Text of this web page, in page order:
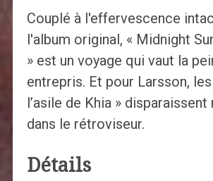
Couplé à l'effervescence
l'album original, « Midnight
» est un voyage qui vaut la
entrepris. Et pour Larsson,
l’asile de Khia »
dans le rétroviseur.
Détails